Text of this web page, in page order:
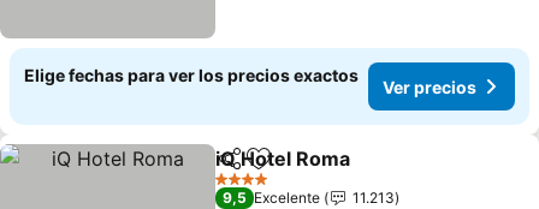
Elige fechas para ver los precios exactos
Ver precios
CompartirAgregar a favoritos
iQ Hotel Roma
4 Estrellas
9,5 Excelente
11.213